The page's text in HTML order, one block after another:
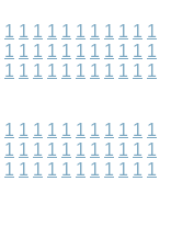
1 1 1 1 1 1 1 1 1 1 1
1 1 1 1 1 1 1 1 1 1 1
1 1 1 1 1 1 1 1 1 1 1
1 1 1 1 1 1 1 1 1 1 1
1 1 1 1 1 1 1 1 1 1 1
1 1 1 1 1 1 1 1 1 1 1